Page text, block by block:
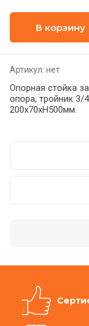
В корзину
Артикул: нет
Опорная стойка
опора, тройник 3/
200х70хН500мм.